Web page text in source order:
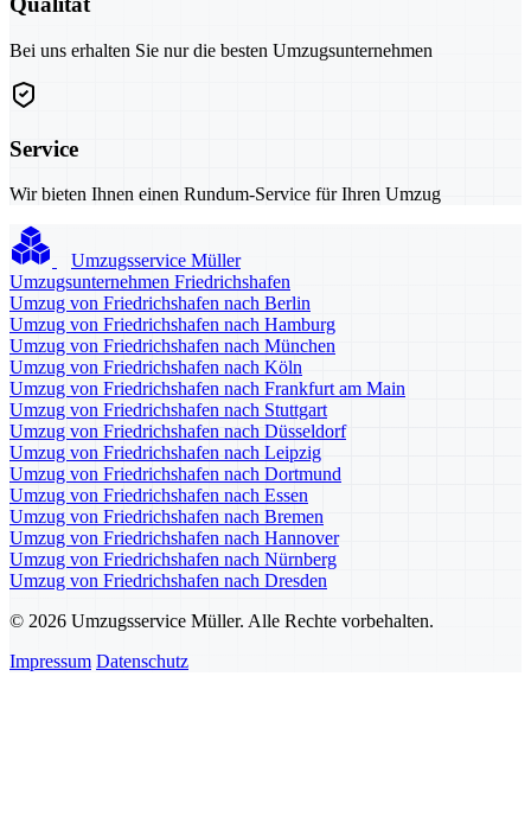
Bei uns erhalten Sie nur die besten Umzugsunternehmen
Service
Wir bieten Ihnen einen Rundum-Service für Ihren Umzug
Umzugsservice Müller
Umzugsunternehmen Friedrichshafen
Umzug von Friedrichshafen nach Berlin
Umzug von Friedrichshafen nach Hamburg
Umzug von Friedrichshafen nach München
Umzug von Friedrichshafen nach Köln
Umzug von Friedrichshafen nach Frankfurt am Main
Umzug von Friedrichshafen nach Stuttgart
Umzug von Friedrichshafen nach Düsseldorf
Umzug von Friedrichshafen nach Leipzig
Umzug von Friedrichshafen nach Dortmund
Umzug von Friedrichshafen nach Essen
Umzug von Friedrichshafen nach Bremen
Umzug von Friedrichshafen nach Hannover
Umzug von Friedrichshafen nach Nürnberg
Umzug von Friedrichshafen nach Dresden
© 2026 Umzugsservice Müller. Alle Rechte vorbehalten.
Impressum Datenschutz